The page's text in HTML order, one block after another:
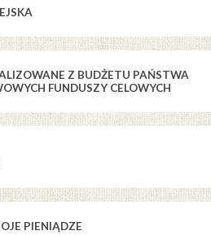
Z BUDŻETU PAŃSTWA
FUNDUSZY CELOWYCH
PIENIĄDZE